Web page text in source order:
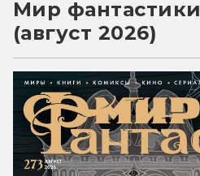
Мир
(август 2026)